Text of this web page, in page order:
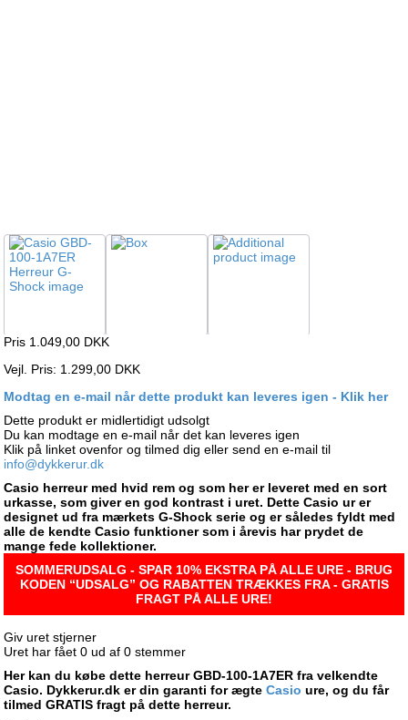
Pris 1.049,00 DKK
Vejl. Pris: 1.299,00 DKK
Modtag en e-mail når dette produkt kan leveres igen - Klik her
Dette produkt er midlertidigt udsolgt
Du kan modtage en e-mail når det kan leveres igen
Klik på linket ovenfor og tilmed dig eller send en e-mail til
info@dykkerur.dk
Casio herreur med hvid rem og som her er leveret med en sort
urkasse, som giver en god kontrast i uret. Dette Casio ur er
designet ud fra mærkets G-Shock serie og er således fyldt med
alle de kendte Casio funktioner som i årevis har prydet de
mange fede kollektioner.
SOMMERUDSALG - SPAR 10% EKSTRA PÅ ALLE URE - BRUG
KODEN “UDSALG” OG RABATTEN TRÆKKES FRA - GRATIS
FRAGT PÅ ALLE URE!
Giv uret stjerner
Uret har fået 0 ud af 0 stemmer
Her kan du købe dette herreur GBD-100-1A7ER fra velkendte
Casio. Dykkerur.dk er din garanti for ægte Casio ure, og du får
tilmed GRATIS fragt på dette herreur.